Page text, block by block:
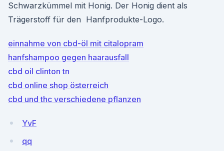
Schwarzkümmel mit Honig. Der Honig dient als
Trägerstoff für den Hanfprodukte-Logo.
einnahme von cbd-öl mit citalopram
hanfshampoo gegen haarausfall
cbd oil clinton tn
cbd online shop österreich
cbd und thc verschiedene pflanzen
YvF
qq